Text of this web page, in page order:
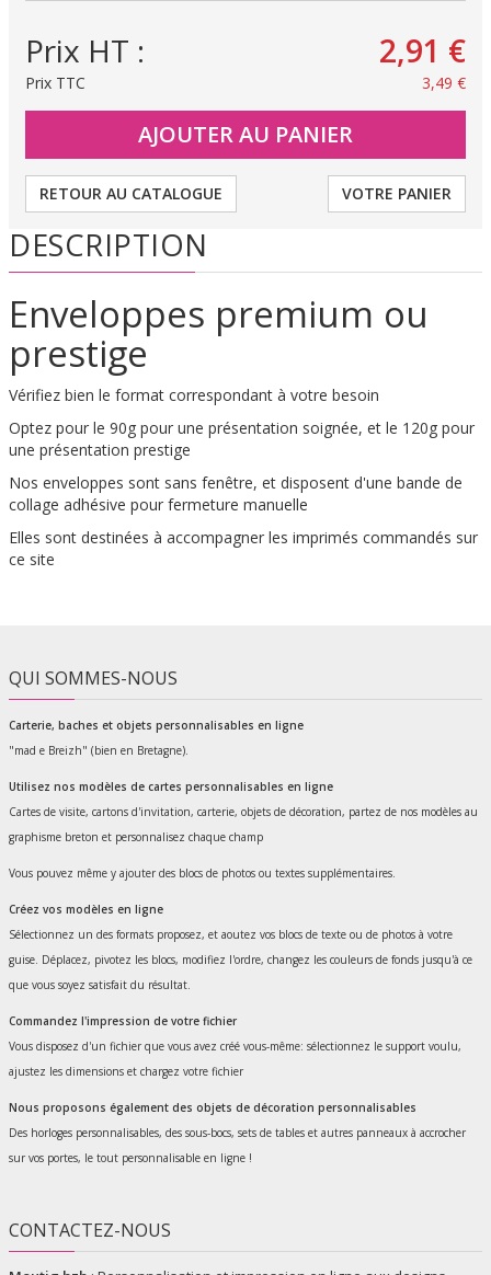
Prix HT : 2,91 €
Prix TTC 3,49 €
RETOUR AU CATALOGUE VOTRE PANIER
DESCRIPTION
Enveloppes premium ou
prestige
Vérifiez bien le format correspondant à votre besoin
Optez pour le 90g pour une présentation soignée, et le 120g pour
une présentation prestige
Nos enveloppes sont sans fenêtre, et disposent d'une bande de
collage adhésive pour fermeture manuelle
Elles sont destinées à accompagner les imprimés commandés sur
ce site
QUI SOMMES-NOUS
Carterie, baches et objets personnalisables en ligne
"mad e Breizh" (bien en Bretagne).
Utilisez nos modèles de cartes personnalisables en ligne
Cartes de visite, cartons d'invitation, carterie, objets de décoration, partez de nos modèles au
graphisme breton et personnalisez chaque champ
Vous pouvez même y ajouter des blocs de photos ou textes supplémentaires.
Créez vos modèles en ligne
Sélectionnez un des formats proposez, et aoutez vos blocs de texte ou de photos à votre
guise. Déplacez, pivotez les blocs, modifiez l'ordre, changez les couleurs de fonds jusqu'à ce
que vous soyez satisfait du résultat.
Commandez l'impression de votre fichier
Vous disposez d'un fichier que vous avez créé vous-même: sélectionnez le support voulu,
ajustez les dimensions et chargez votre fichier
Nous proposons également des objets de décoration personnalisables
Des horloges personnalisables, des sous-bocs, sets de tables et autres panneaux à accrocher
sur vos portes, le tout personnalisable en ligne !
CONTACTEZ-NOUS